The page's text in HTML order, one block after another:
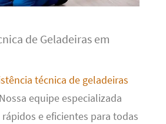
de Geladeiras em
técnica de geladeiras
equipe especializada
e eficientes para todas